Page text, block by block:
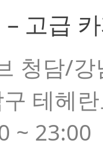
고급
청담/
테헤
~ 23:00